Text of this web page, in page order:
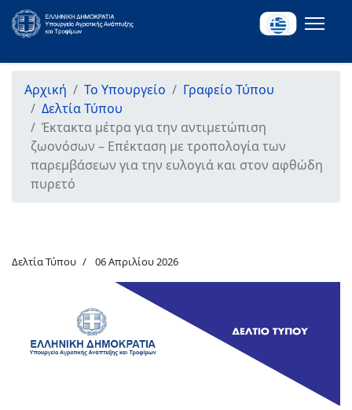
Αρχική Το Υπουργείο
Γραφείο Τύπου
Δελτία Τύπου
Έκτακτα μέτρα για την αντιμετώπιση
ζωονόσων – Επέκταση με τροπολογία των
παρεμβάσεων για την ευλογιά και στον αφθώδη
πυρετό
Δελτία Τύπου 06 Απριλίου 2026